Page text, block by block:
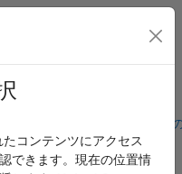
学生・キャリア初期
ゲーション メ
コンテンツにアクセス
できます。現在の位置情